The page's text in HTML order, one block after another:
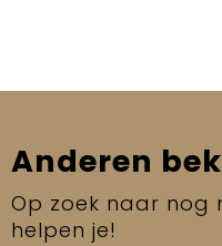
Anderen
Op zoek naar nog
helpen je!